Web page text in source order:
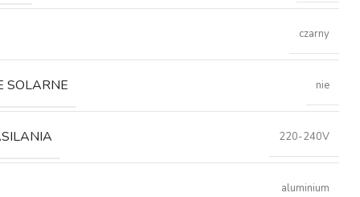
czarny
SOLARNE nie
220-240V
aluminium